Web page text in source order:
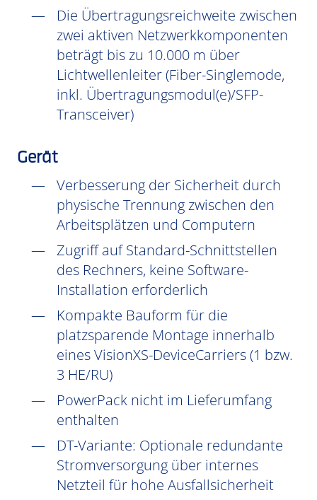
Die Übertragungsreichweite zwischen
zwei aktiven Netzwerkkomponenten
beträgt bis zu 10.000 m über
Lichtwellenleiter (Fiber-Singlemode,
inkl. Übertragungsmodul(e)/SFP-
Transceiver)
Gerät
Verbesserung der Sicherheit durch
physische Trennung zwischen den
Arbeitsplätzen und Computern
Zugriff auf Standard-Schnittstellen
des Rechners, keine Software-
Installation erforderlich
Kompakte Bauform für die
platzsparende Montage innerhalb
eines VisionXS-DeviceCarriers (1 bzw.
3 HE/RU)
PowerPack nicht im Lieferumfang
enthalten
DT-Variante: Optionale redundante
Stromversorgung über internes
Netzteil für hohe Ausfallsicherheit